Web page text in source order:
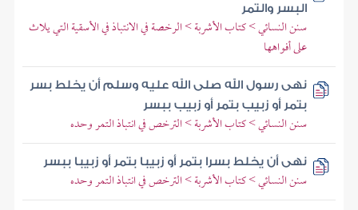
البسر والتمر
سنن النسائي > كتاب الأشربة > الرخصة في الانتباذ في الأسقية التي يلاث
على أفواهها
نهى رسول الله صلى الله عليه وسلم أن يخلط بسر
بتمر أو زبيب بتمر أو زبيب ببسر
سنن النسائي > كتاب الأشربة > الترخص في انتباذ التمر وحده
نهى أن يخلط بسرا بتمر أو زبيبا بتمر أو زبيبا ببسر
سنن النسائي > كتاب الأشربة > الترخص في انتباذ التمر وحده